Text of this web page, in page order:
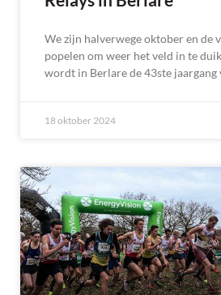
We zijn halverwege oktober en de
popelen om weer het veld in te
wordt in Berlare de 43ste jaargang
18 oktober 2024